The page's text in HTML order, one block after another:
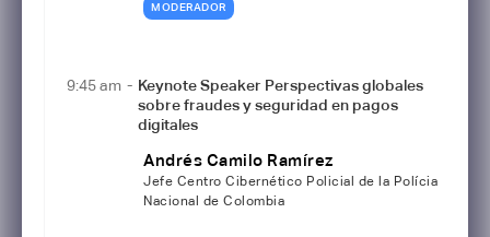
MODERADOR
9:45 am - Keynote Speaker Perspectivas globales
sobre fraudes y seguridad en pagos
digitales
Andrés Camilo Ramírez
Jefe Centro Cibernético Policial de la Polícia
Nacional de Colombia